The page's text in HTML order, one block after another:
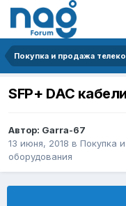
SFP+ DAC кабели
Автор: Garra-67
13 июня, 2018 в Покупка
оборудования